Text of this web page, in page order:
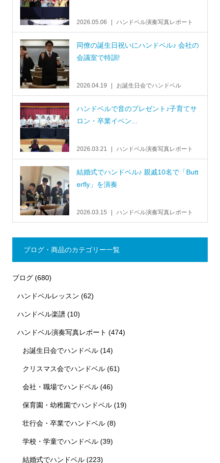
2026.05.06 ハンドベル演奏写真レポート
同僚の誕生日祝いにハンドベル♪ 会社の
会議室で特訓!
2026.04.19 お誕生日会でハンドベル
ハンドベルで音のプレゼント♪子育てサ
ロン・卒業イベン...
2026.03.21 ハンドベル演奏写真レポート
結婚式でハンドベル♪ 親戚10名で「Butt
erfly」を演奏
2026.03.15 ハンドベル演奏写真レポート
ブログ・商品のカテゴリー一覧
ブログ(680)
ハンドベルレッスン (62)
ハンドベル楽譜 (10)
ハンドベル演奏写真レポート (474)
お誕生日会でハンドベル(14)
クリスマス会でハンドベル(61)
会社・職場でハンドベル(46)
保育園・幼稚園でハンドベル(19)
壮行会・卒業でハンドベル(8)
学校・学童でハンドベル(39)
結婚式でハンドベル(223)